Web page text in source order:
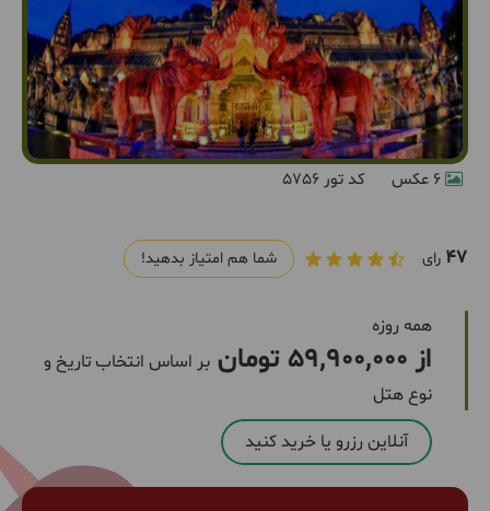
کد تور 5756
47 رای شما هم امتیاز بدهید!
همه روزه
از 59,900,000 تومان
بر اساس انتخاب تاریخ و
نوع هتل
آنلاین رزرو یا خرید کنید